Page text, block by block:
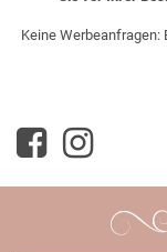
Keine